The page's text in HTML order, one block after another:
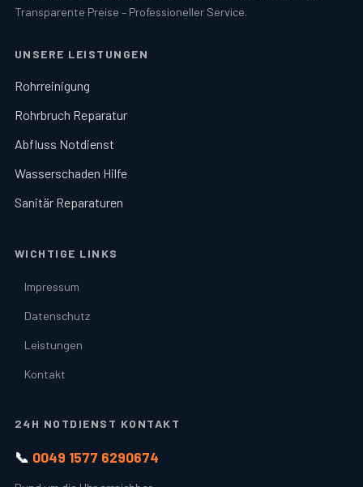
Transparente Preise – Professioneller Service.
UNSERE LEISTUNGEN
Rohrreinigung
Rohrbruch Reparatur
Abfluss Notdienst
Wasserschaden Hilfe
Sanitär Reparaturen
WICHTIGE LINKS
Impressum
Datenschutz
Leistungen
Kontakt
24H NOTDIENST KONTAKT
📞 0049 1577 6290674